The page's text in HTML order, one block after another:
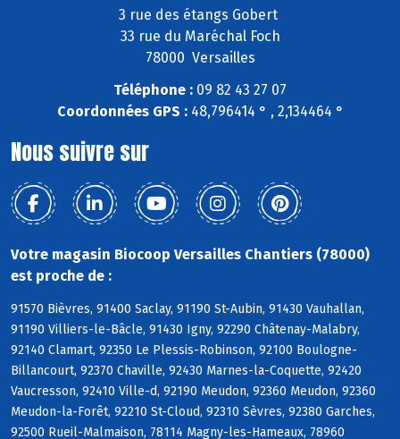
3 rue des étangs Gobert
33 rue du Maréchal Foch
78000 Versailles
Téléphone : 09 82 43 27 07
Coordonnées GPS :48,796414 ° , 2,134464 °
Nous suivre sur
Votre magasin Biocoop Versailles Chantiers (78000)
est proche de :
91570 Bièvres, 91400 Saclay, 91190 St-Aubin, 91430 Vauhallan,
91190 Villiers-le-Bâcle, 91430 Igny, 92290 Châtenay-Malabry,
92140 Clamart, 92350 Le Plessis-Robinson, 92100 Boulogne-
Billancourt, 92370 Chaville, 92430 Marnes-la-Coquette, 92420
Vaucresson, 92410 Ville-d, 92190 Meudon, 92360 Meudon, 92360
Meudon-la-Forêt, 92210 St-Cloud, 92310 Sèvres, 92380 Garches,
92500 Rueil-Malmaison, 78114 Magny-les-Hameaux, 78960